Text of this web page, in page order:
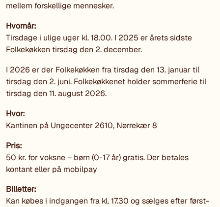
mellem forskellige mennesker.
Hvornår:
Tirsdage i ulige uger kl. 18.00. I 2025 er årets sidste
Folkekøkken tirsdag den 2. december.
I 2026 er der Folkekøkken fra tirsdag den 13. januar til
tirsdag den 2. juni. Folkekøkkenet holder sommerferie til
tirsdag den 11. august 2026.
Hvor:
Kantinen på Ungecenter 2610, Nørrekær 8
Pris:
50 kr. for voksne – børn (0-17 år) gratis. Der betales
kontant eller på mobilpay
Billetter:
Kan købes i indgangen fra kl. 17.30 og sælges efter først-